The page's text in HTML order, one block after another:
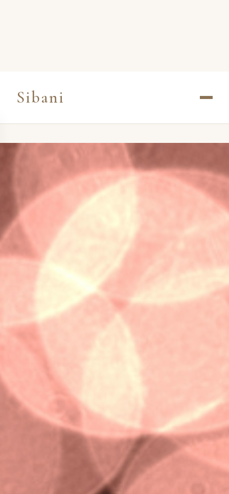
Sibani